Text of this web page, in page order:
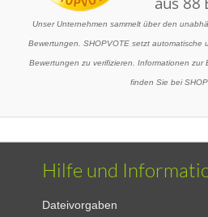
Unser Unternehmen sammelt über den
Bewertungen. SHOPVOTE setzt automatische
Bewertungen zu verifizieren. Informationen
finden Sie bei
Hilfe und
Dateivorgaben